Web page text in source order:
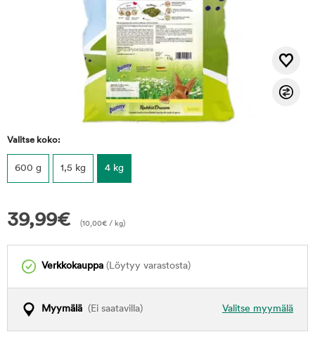
Valitse koko:
600 g 1,5 kg 4 kg
39,99€ (10,00€ / kg)
Verkkokauppa (Löytyy varastosta)
Valitse myymälä
Myymälä (Ei saatavilla)